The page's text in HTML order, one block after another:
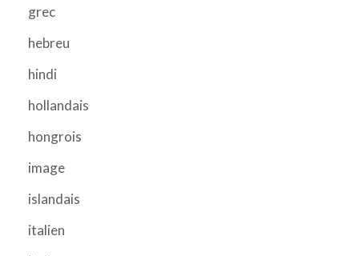
grec
hebreu
hindi
hollandais
hongrois
image
islandais
italien